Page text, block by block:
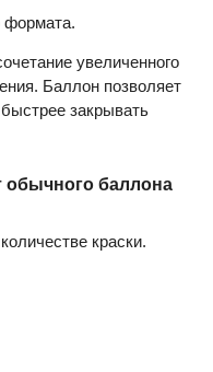
формата.
увеличенного
Баллон позволяет
закрывать
обычного баллона
краски.